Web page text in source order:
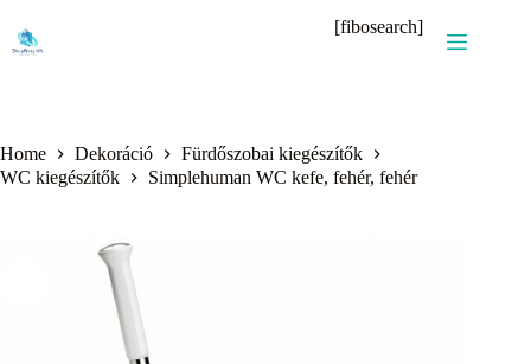
content
[fibosearch]
Home Dekoráció
Fürdőszobai kiegészítők
WC kiegészítők
Simplehuman WC kefe, fehér, fehér